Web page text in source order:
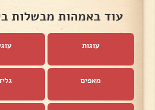
עוד באמהות מבשלות
עוגות
מאפים